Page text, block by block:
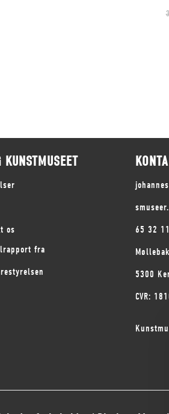
KUNSTMUSEET
os
fra
65 32
5300
CVR: